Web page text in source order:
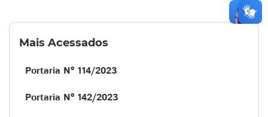
Mais Acessados
Portaria Nº 114/2023
Portaria Nº 142/2023